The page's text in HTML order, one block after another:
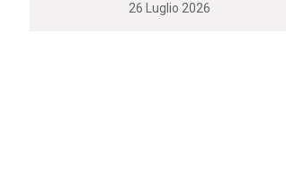
26 Luglio 2026